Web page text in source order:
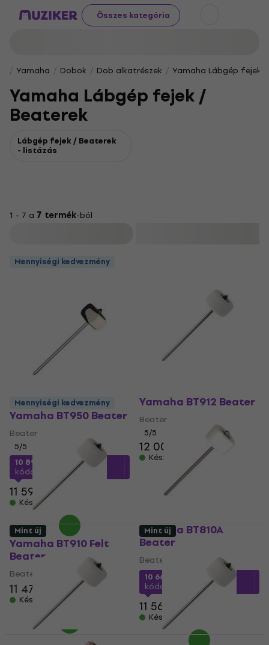
Összes kategória
Yamaha Dobok Dob alkatrészek Yamaha Lábgép fejek /
Yamaha Lábgép fejek /
Beaterek
Lábgép fejek / Beaterek
- listázás
1 - 7 a 7 termék-ból
Mennyiségi kedvezmény
Yamaha BT950 Beater
Beater
5/5
10 890 Ft
a következő
kóddal MUZMUZ-5
11 590 Ft
Készleten
Yamaha BT912 Beater
Beater
5/5
12 000 Ft
Készleten
Mennyiségi kedvezmény
Yamaha BT910 Felt
Beater
Beater
11 470 Ft
Készleten
Yamaha BT810A
Beater
Beater
10 660 Ft
kóddal MUZMUZ-5
11 560 Ft
Készleten
Mint új Mint új